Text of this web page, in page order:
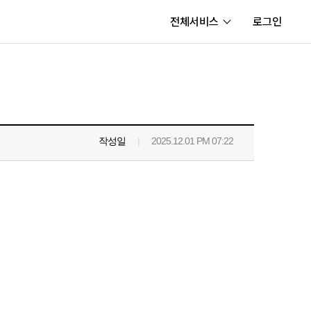
전체서비스 로그인
보안센터
작성일 | 2025.12.01 PM 07:22